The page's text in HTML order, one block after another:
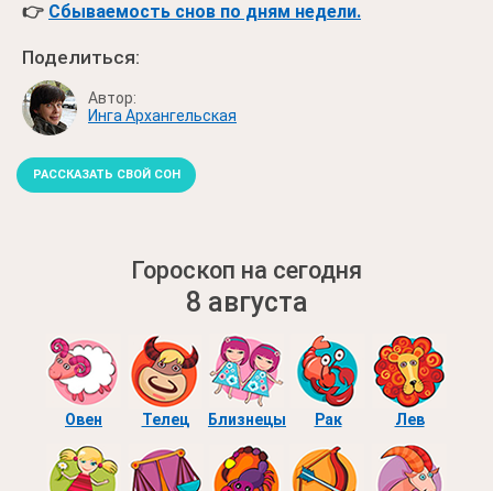
👉 Сбываемость снов по дням недели.
Поделиться:
Автор:
Инга Архангельская
РАССКАЗАТЬ СВОЙ СОН
Гороскоп на сегодня
8 августа
Овен Телец Близнецы Рак Лев